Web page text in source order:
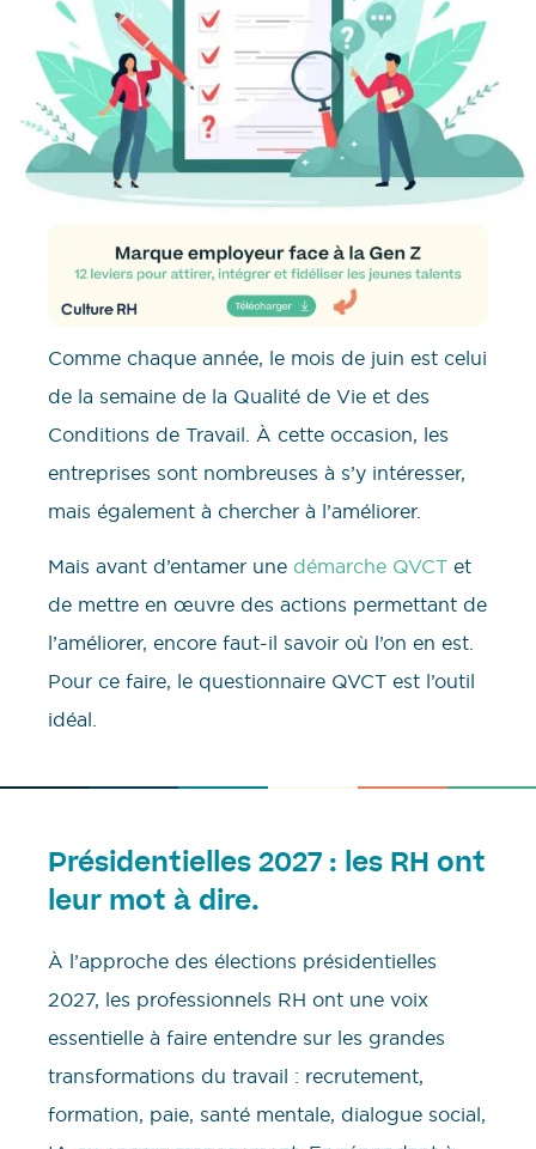
Comme chaque année, le mois de juin est celui
de la semaine de la Qualité de Vie et des
Conditions de Travail. À cette occasion, les
entreprises sont nombreuses à s’y intéresser,
mais également à chercher à l’améliorer.
Mais avant d’entamer une démarche QVCT et
de mettre en œuvre des actions permettant de
l’améliorer, encore faut-il savoir où l’on en est.
Pour ce faire, le questionnaire QVCT est l’outil
idéal.
Présidentielles 2027 : les RH ont
leur mot à dire.
À l’approche des élections présidentielles
2027, les professionnels RH ont une voix
essentielle à faire entendre sur les grandes
transformations du travail : recrutement,
formation, paie, santé mentale, dialogue social,